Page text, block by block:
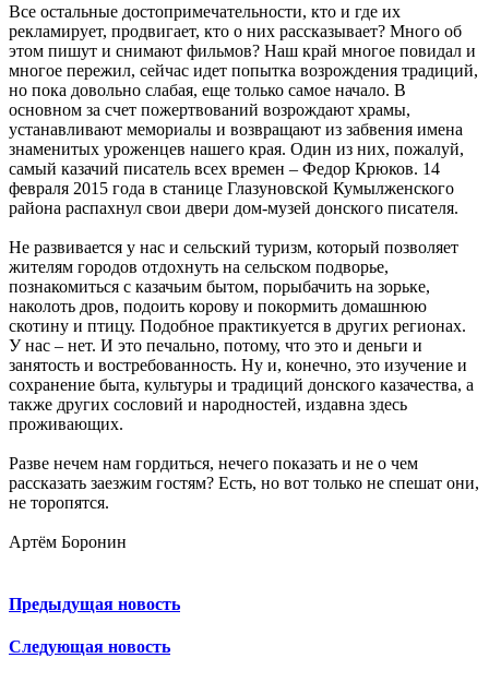
Все остальные достопримечательности, кто и где их
рекламирует, продвигает, кто о них рассказывает? Много об
этом пишут и снимают фильмов? Наш край многое повидал и
многое пережил, сейчас идет попытка возрождения традиций,
но пока довольно слабая, еще только самое начало. В
основном за счет пожертвований возрождают храмы,
устанавливают мемориалы и возвращают из забвения имена
знаменитых уроженцев нашего края. Один из них, пожалуй,
самый казачий писатель всех времен – Федор Крюков. 14
февраля 2015 года в станице Глазуновской Кумылженского
района распахнул свои двери дом-музей донского писателя.
Не развивается у нас и сельский туризм, который позволяет
жителям городов отдохнуть на сельском подворье,
познакомиться с казачьим бытом, порыбачить на зорьке,
наколоть дров, подоить корову и покормить домашнюю
скотину и птицу. Подобное практикуется в других регионах.
У нас – нет. И это печально, потому, что это и деньги и
занятость и востребованность. Ну и, конечно, это изучение и
сохранение быта, культуры и традиций донского казачества, а
также других сословий и народностей, издавна здесь
проживающих.
Разве нечем нам гордиться, нечего показать и не о чем
рассказать заезжим гостям? Есть, но вот только не спешат они,
не торопятся.
Артём Боронин
Предыдущая новость
Следующая новость